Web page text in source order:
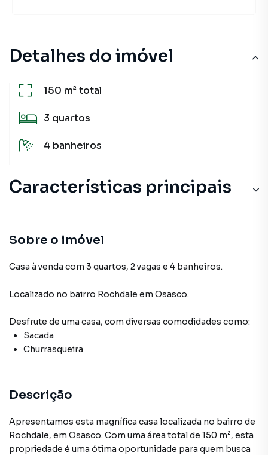
Detalhes do imóvel
150 m²total
3 quartos
4 banheiros
Características principais
Sacada
Sobre o imóvel
Casa à venda com 3 quartos, 2 vagas e 4 banheiros.
Localizado no bairro Rochdale em Osasco.
Desfrute de uma casa, com diversas comodidades como:
Sacada
Churrasqueira
Descrição
Apresentamos esta magnífica casa localizada no bairro de
Rochdale, em Osasco. Com uma área total de 150 m², esta
propriedade é uma ótima oportunidade para quem busca